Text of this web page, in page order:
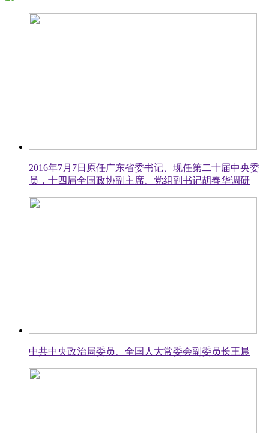
2016年7月7日原任广东省委书记、现任第二十届中央委
员，十四届全国政协副主席、党组副书记胡春华调研
中共中央政治局委员、全国人大常委会副委员长王晨